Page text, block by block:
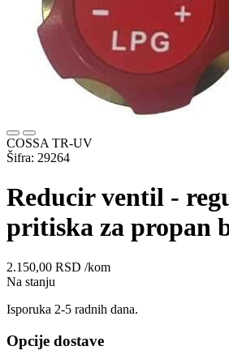
COSSA TR-UV
Šifra: 29264
Reducir ventil -
pritiska za propan
2.150,00 RSD /kom
Na stanju
Isporuka 2-5 radnih dana.
Opcije dostave